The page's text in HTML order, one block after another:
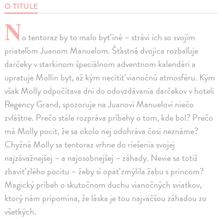
O TITULE
No tentoraz by to malo byť iné – strávi ich so svojím
priateľom Juanom Manuelom. Šťastná dvojica rozbaľuje
darčeky v starkinom špeciálnom adventnom kalendári a
upratuje Mollin byt, až kým necítiť vianočnú atmosféru. Kým
však Molly odpočítava dni do odovzdávania darčekov v hoteli
Regency Grand, spozoruje na Juanovi Manuelovi niečo
zvláštne. Prečo stále rozpráva príbehy o tom, kde bol? Prečo
má Molly pocit, že sa okolo nej odohráva čosi neznáme?
Chyžná Molly sa tentoraz vrhne do riešenia svojej
najzávažnejšej – a najosobnejšej – záhady. Nevie sa totiž
zbaviť zlého pocitu – žeby si opäť zmýlila žabu s princom?
Magický príbeh o skutočnom duchu vianočných sviatkov,
ktorý nám pripomína, že láska je tou najväčšou záhadou zo
všetkých.